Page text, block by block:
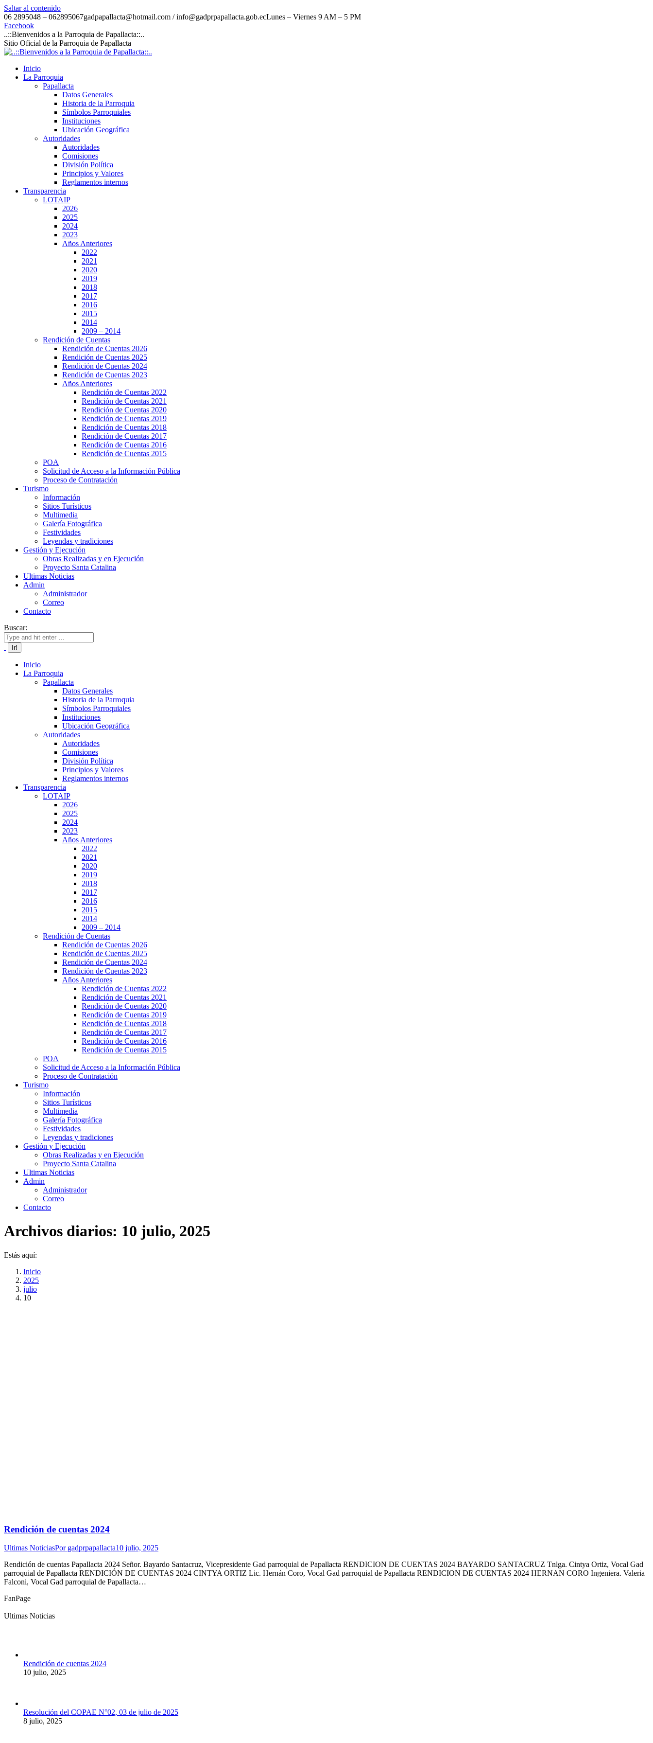
Saltar al contenido
06 2895048 – 062895067gadpapallacta@hotmail.com / info@gadprpapallacta.gob.ecLunes – Viernes 9 AM – 5 PM
Facebook
..::Bienvenidos a la Parroquia de Papallacta::..
Sitio Oficial de la Parroquia de Papallacta
Inicio
La Parroquia
Papallacta
Datos Generales
Historia de la Parroquia
Símbolos Parroquiales
Instituciones
Ubicación Geográfica
Autoridades
Autoridades
Comisiones
División Política
Principios y Valores
Reglamentos internos
Transparencia
LOTAIP
2026
2025
2024
2023
Años Anteriores
2022
2021
2020
2019
2018
2017
2016
2015
2014
2009 – 2014
Rendición de Cuentas
Rendición de Cuentas 2026
Rendición de Cuentas 2025
Rendición de Cuentas 2024
Rendición de Cuentas 2023
Años Anteriores
Rendición de Cuentas 2022
Rendición de Cuentas 2021
Rendición de Cuentas 2020
Rendición de Cuentas 2019
Rendición de Cuentas 2018
Rendición de Cuentas 2017
Rendición de Cuentas 2016
Rendición de Cuentas 2015
POA
Solicitud de Acceso a la Información Pública
Proceso de Contratación
Turismo
Información
Sitios Turísticos
Multimedia
Galería Fotográfica
Festividades
Leyendas y tradiciones
Gestión y Ejecución
Obras Realizadas y en Ejecución
Proyecto Santa Catalina
Ultimas Noticias
Admin
Administrador
Correo
Contacto
Buscar:
Inicio
La Parroquia
Papallacta
Datos Generales
Historia de la Parroquia
Símbolos Parroquiales
Instituciones
Ubicación Geográfica
Autoridades
Autoridades
Comisiones
División Política
Principios y Valores
Reglamentos internos
Transparencia
LOTAIP
2026
2025
2024
2023
Años Anteriores
2022
2021
2020
2019
2018
2017
2016
2015
2014
2009 – 2014
Rendición de Cuentas
Rendición de Cuentas 2026
Rendición de Cuentas 2025
Rendición de Cuentas 2024
Rendición de Cuentas 2023
Años Anteriores
Rendición de Cuentas 2022
Rendición de Cuentas 2021
Rendición de Cuentas 2020
Rendición de Cuentas 2019
Rendición de Cuentas 2018
Rendición de Cuentas 2017
Rendición de Cuentas 2016
Rendición de Cuentas 2015
POA
Solicitud de Acceso a la Información Pública
Proceso de Contratación
Turismo
Información
Sitios Turísticos
Multimedia
Galería Fotográfica
Festividades
Leyendas y tradiciones
Gestión y Ejecución
Obras Realizadas y en Ejecución
Proyecto Santa Catalina
Ultimas Noticias
Admin
Administrador
Correo
Contacto
Archivos diarios: 10 julio, 2025
Estás aquí:
Inicio
2025
julio
10
Rendición de cuentas 2024
Ultimas NoticiasPor gadprpapallacta10 julio, 2025
Rendición de cuentas Papallacta 2024 Señor. Bayardo Santacruz, Vicepresidente Gad parroquial de Papallacta RENDICION DE CUENTAS 2024 BAYARDO SANTACRUZ Tnlga. Cintya Ortiz, Vocal Gad
parroquial de Papallacta RENDICIÓN DE CUENTAS 2024 CINTYA ORTIZ Lic. Hernán Coro, Vocal Gad parroquial de Papallacta RENDICION DE CUENTAS 2024 HERNAN CORO Ingeniera. Valeria
Falconi, Vocal Gad parroquial de Papallacta…
FanPage
Ultimas Noticias
Rendición de cuentas 2024
10 julio, 2025
Resolución del COPAE N°02, 03 de julio de 2025
8 julio, 2025